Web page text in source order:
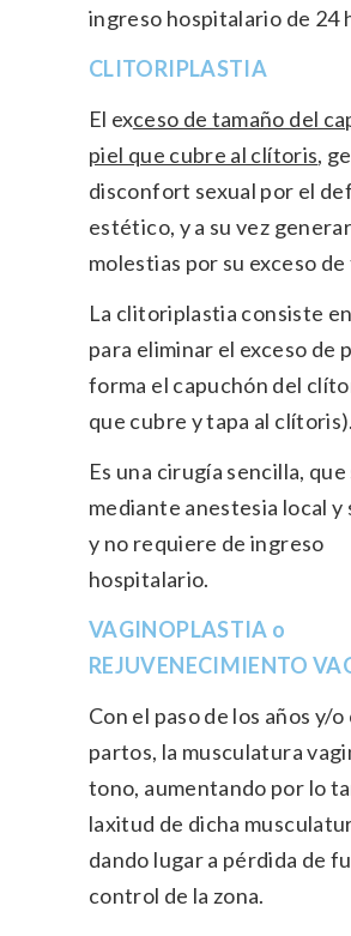
ingreso hospitalario de 24
CLITORIPLASTIA
El exceso de tamaño del
piel que cubre al clítoris,
disconfort sexual por el
estético, y a su vez generar
molestias por su exceso de
La clitoriplastia consiste
para eliminar el exceso de
forma el capuchón del
que cubre y tapa al clítoris).
Es una cirugía sencilla,
mediante anestesia local y
y no requiere de ingreso
hospitalario.
VAGINOPLASTIA o
REJUVENECIMIENTO
Con el paso de los años y/o
partos, la musculatura
tono, aumentando por lo
laxitud de dicha
dando lugar a pérdida de
control de la zona.